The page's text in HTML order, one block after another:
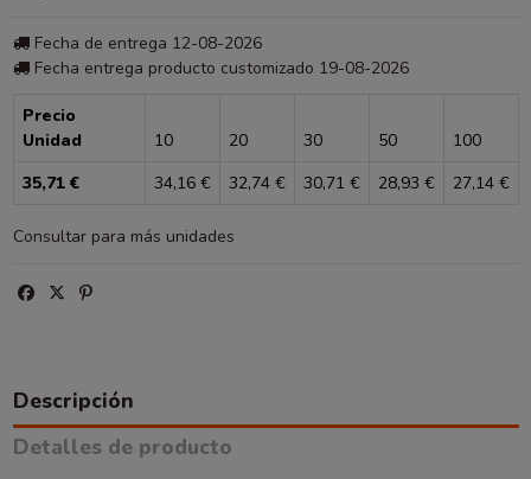
Fecha de entrega 12-08-2026
Fecha entrega producto customizado 19-08-2026
Precio
Unidad
10 20 30 50
100
35,71 €
34,16 € 32,74 € 30,71 € 28,93 € 27,14 €
Consultar para más unidades
Descripción
Detalles de producto